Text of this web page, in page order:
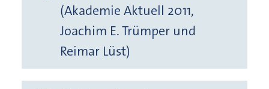
(Akademie Aktuell 2011,
Joachim E. Trümper und
Reimar Lüst)